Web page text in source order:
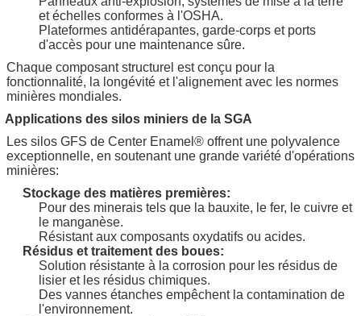
et échelles conformes à l'OSHA.
Plateformes antidérapantes, garde-corps et ports
d'accès pour une maintenance sûre.
Chaque composant structurel est conçu pour la
fonctionnalité, la longévité et l'alignement avec les normes
minières mondiales.
Applications des silos miniers de la SGA
Les silos GFS de Center Enamel® offrent une polyvalence
exceptionnelle, en soutenant une grande variété d'opérations
minières:
Stockage des matières premières:
Pour des minerais tels que la bauxite, le fer, le cuivre et
le manganèse.
Résistant aux composants oxydatifs ou acides.
Résidus et traitement des boues:
Solution résistante à la corrosion pour les résidus de
lisier et les résidus chimiques.
Des vannes étanches empêchent la contamination de
l'environnement.